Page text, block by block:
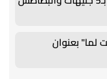
لما" بعنوان